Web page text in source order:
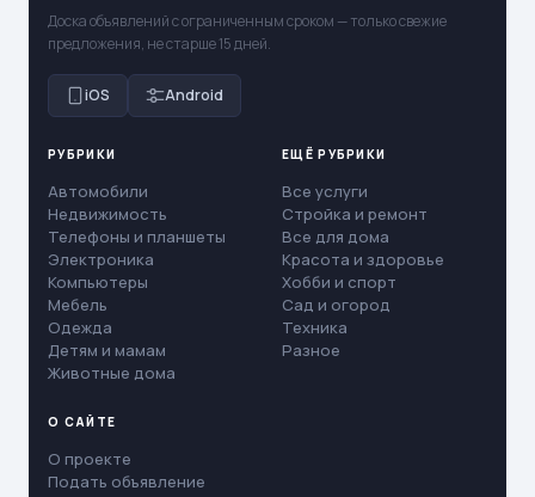
Доска объявлений с ограниченным сроком — только свежие
предложения, не старше 15 дней.
iOS Android
РУБРИКИ
Автомобили
Недвижимость
Телефоны и планшеты
Электроника
Компьютеры
Мебель
Одежда
Детям и мамам
Животные дома
ЕЩЁ РУБРИКИ
Все услуги
Стройка и ремонт
Все для дома
Красота и здоровье
Хобби и спорт
Сад и огород
Техника
Разное
О САЙТЕ
О проекте
Подать объявление